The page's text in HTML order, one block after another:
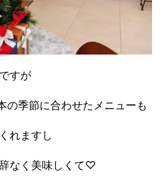
すが
の季節に合わせたメニューも
れますし
なく美味しくて♡